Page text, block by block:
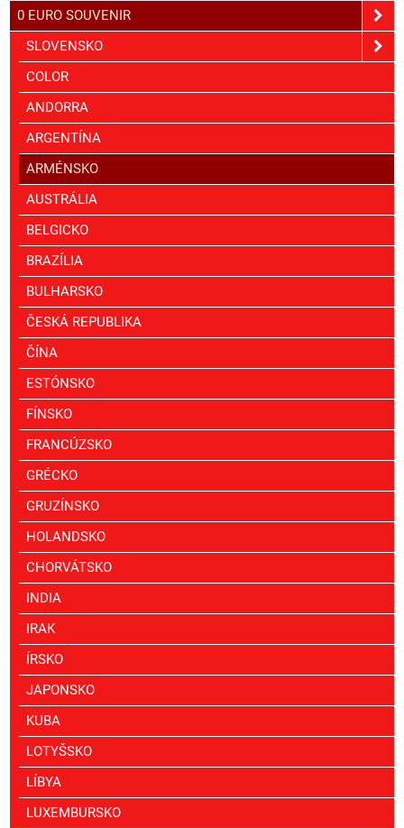
0 EURO SOUVENIR
SLOVENSKO
COLOR
ANDORRA
ARGENTÍNA
ARMÉNSKO
AUSTRÁLIA
BELGICKO
BRAZÍLIA
BULHARSKO
ČESKÁ REPUBLIKA
ČÍNA
ESTÓNSKO
FÍNSKO
FRANCÚZSKO
GRÉCKO
GRUZÍNSKO
HOLANDSKO
CHORVÁTSKO
INDIA
IRAK
ÍRSKO
JAPONSKO
KUBA
LOTYŠSKO
LÍBYA
LUXEMBURSKO